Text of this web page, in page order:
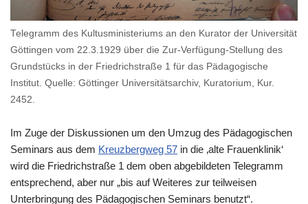
Telegramm des Kultusministeriums an den Kurator der Universität
Göttingen vom 22.3.1929 über die Zur-Verfügung-Stellung des
Grundstücks in der Friedrichstraße 1 für das Pädagogische
Institut. Quelle: Göttinger Universitätsarchiv, Kuratorium, Kur.
2452.
Im Zuge der Diskussionen um den Umzug des Pädagogischen
Seminars aus dem Kreuzbergweg 57 in die ‚alte Frauenklinik‘
wird die Friedrichstraße 1 dem oben abgebildeten Telegramm
entsprechend, aber nur „bis auf Weiteres zur teilweisen
Unterbringung des Pädagogischen Seminars benutzt“.